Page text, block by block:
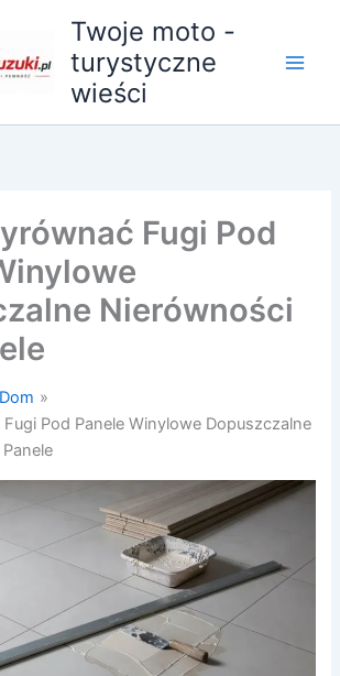
Twoje moto -
turystyczne
wieści
Fugi Pod
Nierówności
Dom
Pod Panele Winylowe Dopuszczalne